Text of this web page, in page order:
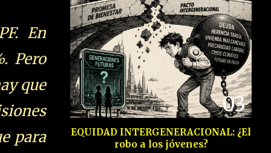
En
Pero
que
para
03
EQUIDAD INTERGENERACIONAL: ¿El
robo a los jóvenes?